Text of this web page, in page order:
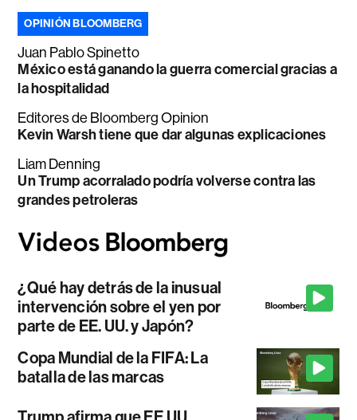
OPINIÓN BLOOMBERG
Juan Pablo Spinetto
México está ganando la guerra comercial gracias a
la hospitalidad
Editores de Bloomberg Opinion
Kevin Warsh tiene que dar algunas explicaciones
Liam Denning
Un Trump acorralado podría volverse contra las
grandes petroleras
¿Qué hay detrás de la inusual
intervención sobre el yen por
parte de EE. UU. y Japón?
Copa Mundial de la FIFA: La
batalla de las marcas